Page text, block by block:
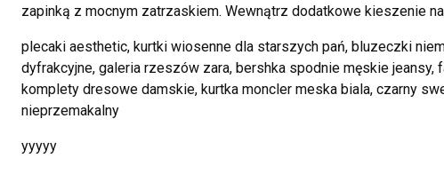
zapinką z mocnym zatrzaskiem. Wewnątrz dodatkowe kieszenie
plecaki aesthetic, kurtki wiosenne dla starszych pań, bluzeczki
dyfrakcyjne, galeria rzeszów zara, bershka spodnie męskie jeansy,
komplety dresowe damskie, kurtka moncler meska biala, czarny
nieprzemakalny
yyyyy